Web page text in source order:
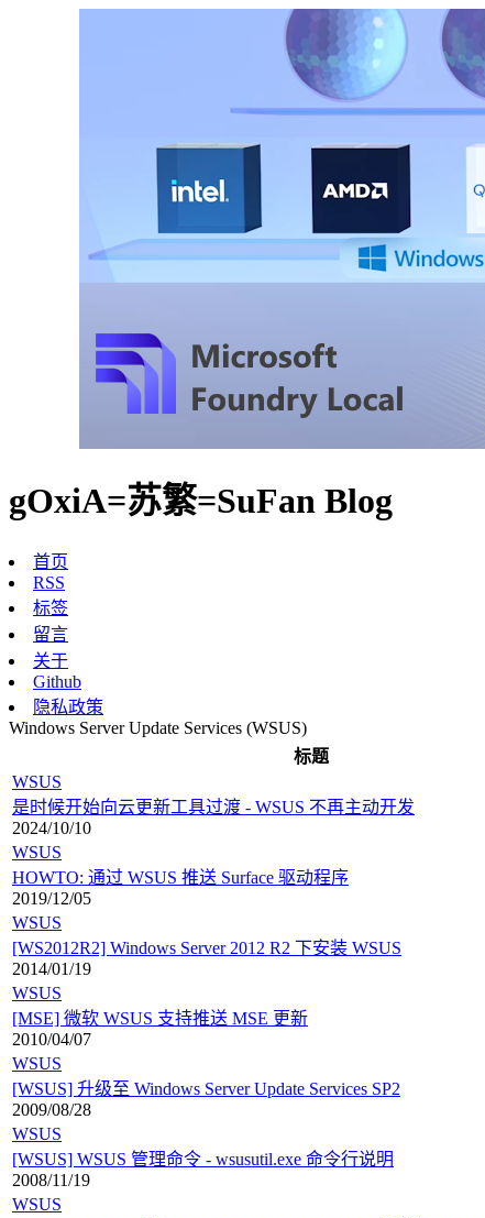
gOxiA=苏繁=SuFan Blog
首页
RSS
标签
留言
关于
Github
隐私政策
Windows Server Update Services (WSUS)
标题
WSUS
是时候开始向云更新工具过渡 - WSUS 不再主动开发
2024/10/10
WSUS
HOWTO: 通过 WSUS 推送 Surface 驱动程序
2019/12/05
WSUS
[WS2012R2] Windows Server 2012 R2 下安装 WSUS
2014/01/19
WSUS
[MSE] 微软 WSUS 支持推送 MSE 更新
2010/04/07
WSUS
[WSUS] 升级至 Windows Server Update Services SP2
2009/08/28
WSUS
[WSUS] WSUS 管理命令 - wsusutil.exe 命令行说明
2008/11/19
WSUS